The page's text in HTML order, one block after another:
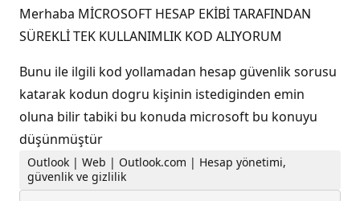
Merhaba MİCROSOFT HESAP EKİBİ TARAFINDAN
SÜREKLİ TEK KULLANIMLIK KOD ALIYORUM
Bunu ile ilgili kod yollamadan hesap güvenlik sorusu
katarak kodun dogru kişinin istediginden emin
oluna bilir tabiki bu konuda microsoft bu konuyu
düşünmüştür
Outlook | Web | Outlook.com | Hesap yönetimi,
güvenlik ve gizlilik